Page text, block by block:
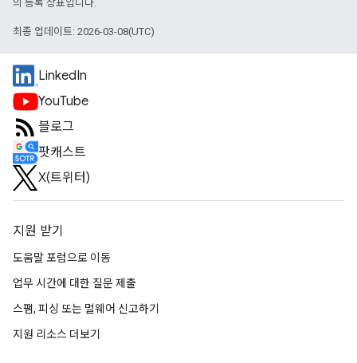
의 등록 상표입니다.
최종 업데이트: 2026-03-08(UTC)
LinkedIn
YouTube
블로그
팟캐스트
X(트위터)
지원 받기
도움말 포럼으로 이동
업무 시간에 대한 질문 제출
스팸, 피싱 또는 멀웨어 신고하기
지원 리소스 더보기